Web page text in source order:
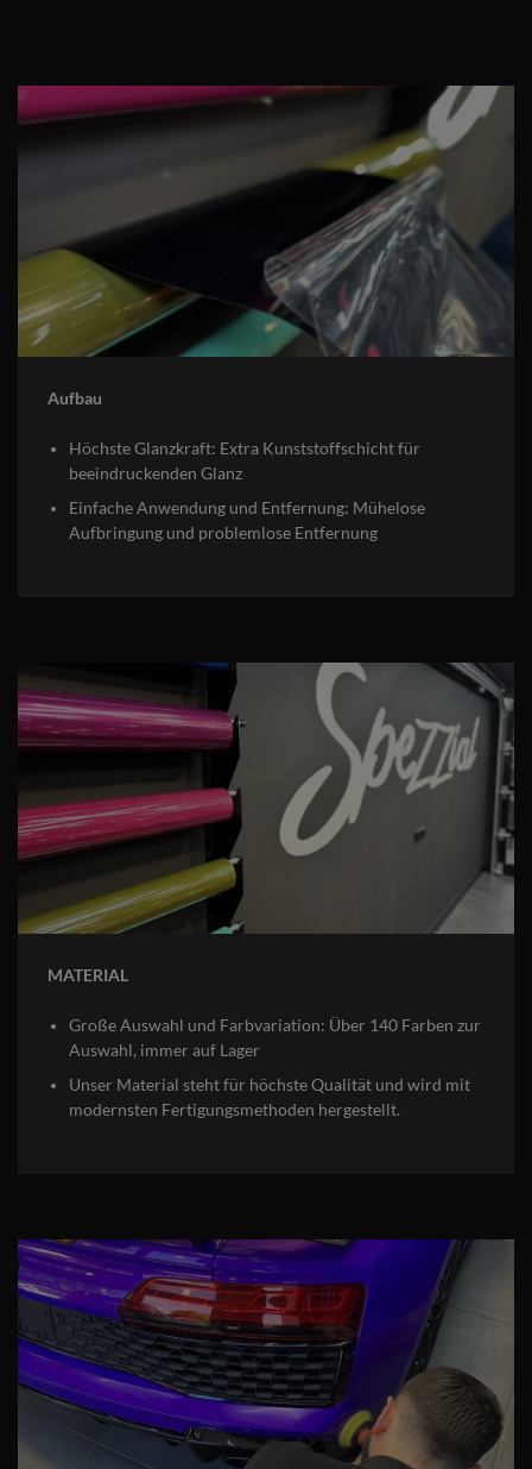
Aufbau
Höchste Glanzkraft: Extra Kunststoffschicht für
beeindruckenden Glanz
Einfache Anwendung und Entfernung: Mühelose
Aufbringung und problemlose Entfernung
MATERIAL
Große Auswahl und Farbvariation: Über 140 Farben zur
Auswahl, immer auf Lager
Unser Material steht für höchste Qualität und wird mit
modernsten Fertigungsmethoden hergestellt.